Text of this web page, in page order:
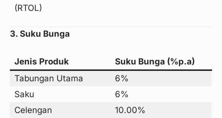
(RTOL)
3. Suku Bunga
Jenis Produk
Suku Bunga (%p.a)
Tabungan Utama
6%
Saku
6%
Celengan
10.00%